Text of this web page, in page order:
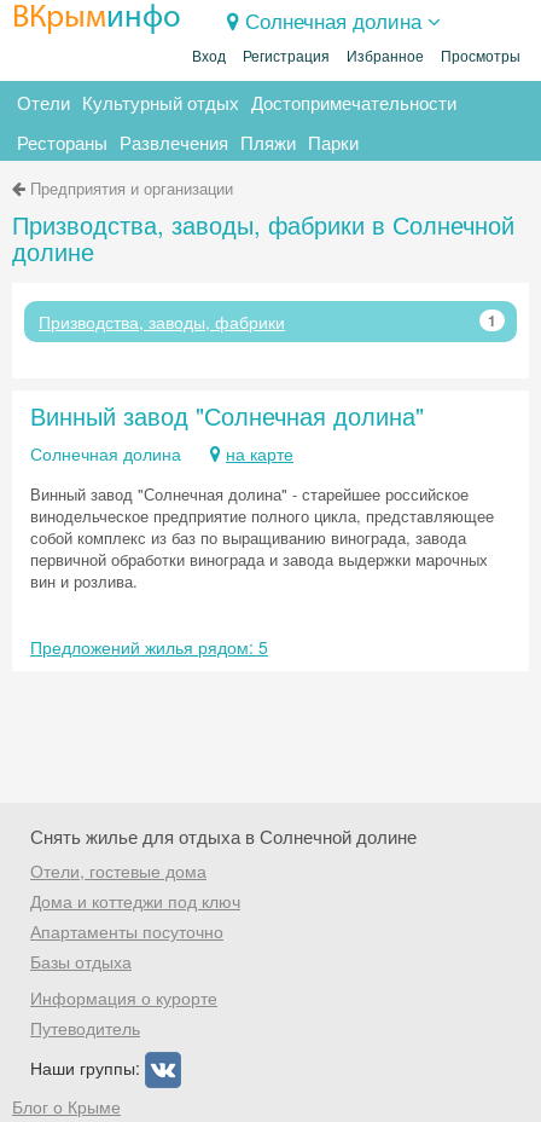
ВКрыминфо Солнечная долина
Вход Регистрация Избранное Просмотры
Отели Культурный отдых Достопримечательности
Рестораны Развлечения Пляжи Парки
Предприятия и организации
Призводства, заводы, фабрики в Солнечной
долине
Призводства, заводы, фабрики 1
Винный завод "Солнечная долина"
Солнечная долина на карте
Винный завод "Солнечная долина" - старейшее российское
винодельческое предприятие полного цикла, представляющее
собой комплекс из баз по выращиванию винограда, завода
первичной обработки винограда и завода выдержки марочных
вин и розлива.
Предложений жилья рядом: 5
Снять жилье для отдыха в Солнечной долине
Отели, гостевые дома
Дома и коттеджи под ключ
Апартаменты посуточно
Базы отдыха
Информация о курорте
Путеводитель
Наши группы:
Блог о Крыме
Хочешь дешевле? Оставь почту и получи
промокод на первое бронирование!